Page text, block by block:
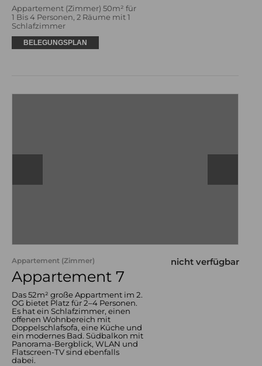
Appartement (Zimmer) 50m² für
1 Bis 4 Personen, 2 Räume mit 1
Schlafzimmer
BELEGUNGSPLAN
Appartement (Zimmer)
Appartement 7
Das 52m² große Appartment im 2.
OG bietet Platz für 2–4 Personen.
Es hat ein Schlafzimmer, einen
offenen Wohnbereich mit
Doppelschlafsofa, eine Küche und
ein modernes Bad. Südbalkon mit
Panorama-Bergblick, WLAN und
Flatscreen-TV sind ebenfalls
dabei.
nicht verfügbar